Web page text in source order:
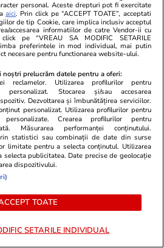
ne reinventăm
voucher de
la propriu pe
Universul
personal. Aceste drepturi pot fi exercitate
aici. Prin click pe “ACCEPT TOATE”, acceptati
de tip Cookie, care implica inclusiv acceptul
accesarea informatiilor de catre Vendor-ii cu
pe “VREAU SA MODIFIC SETARILE
preferintele in mod individual, mai putin
necesare pentru functionarea website-ului.
prelucrăm datele pentru a oferi:
reclamelor. Utilizarea profilurilor pentru
personalizat. Stocarea și/sau accesarea
Dezvoltarea și îmbunătățirea serviciilor.
personalizat. Utilizarea profilurilor pentru
personalizate. Crearea profilurilor pentru
Măsurarea performanței conținutului.
statistici sau combinații de date din surse
limitate pentru a selecta conținutul. Utilizarea
publicitatea. Date precise de geolocație
dispozitivului.
TOATE
SETARILE INDIVIDUAL